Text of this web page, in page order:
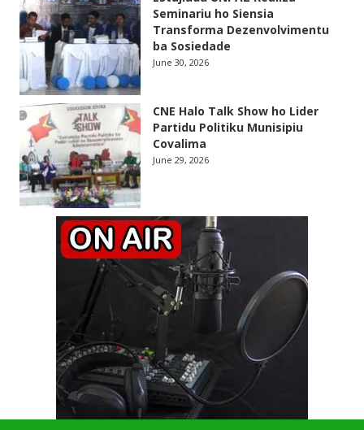
Seminariu ho Siensia
Transforma Dezenvolvimentu
ba Sosiedade
June 30, 2026
CNE Halo Talk Show ho Lider
Partidu Politiku Munisipiu
Covalima
June 29, 2026